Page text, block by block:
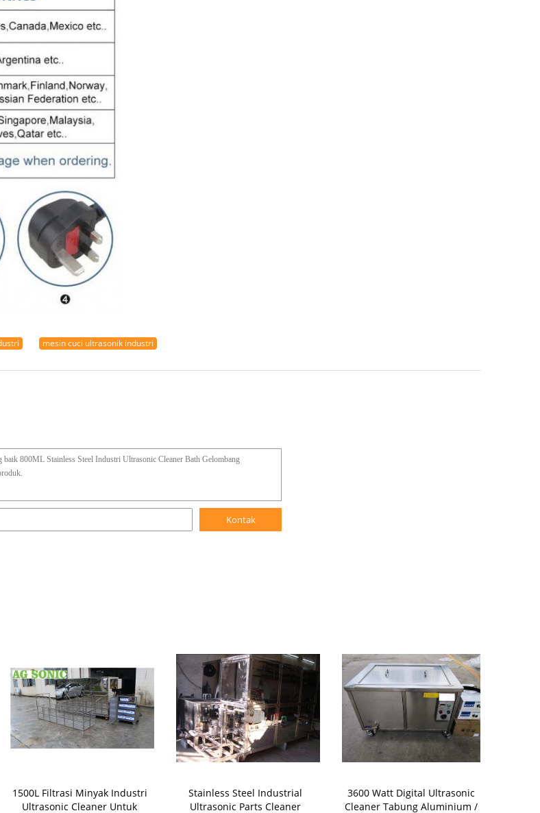
mesin cuci ultrasonik industri
Kontak
1500L Filtrasi Minyak Industri
Ultrasonic Cleaner Untuk
Stainless Steel Industrial
Ultrasonic Parts Cleaner
3600 Watt Digital Ultrasonic
Cleaner Tabung Aluminium /